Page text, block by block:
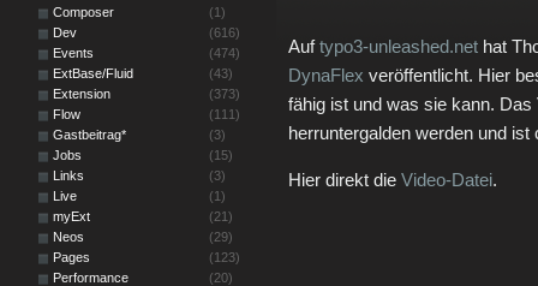
Auftypo3-unleashed.net hat
DynaFlex veröffentlicht. Hier
fähig ist und was sie kann.
herruntergalden werden und ist
Hier direkt die Video-Datei.
Composer
(1)
Dev
(616)
Events
(474)
ExtBase/Fluid
(43)
Extension
(373)
Flow
(111)
Gastbeitrag*
(3)
Jobs
(15)
Links
(3)
Live
(1)
myExt
(21)
Neos
(29)
Pages
(123)
Performance
(20)